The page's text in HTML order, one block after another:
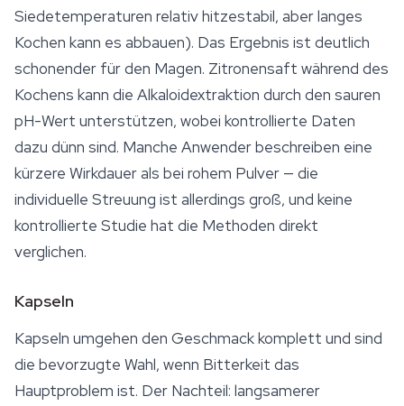
Siedetemperaturen relativ hitzestabil, aber langes
Kochen kann es abbauen). Das Ergebnis ist deutlich
schonender für den Magen. Zitronensaft während des
Kochens kann die Alkaloidextraktion durch den sauren
pH-Wert unterstützen, wobei kontrollierte Daten
dazu dünn sind. Manche Anwender beschreiben eine
kürzere Wirkdauer als bei rohem Pulver — die
individuelle Streuung ist allerdings groß, und keine
kontrollierte Studie hat die Methoden direkt
verglichen.
Kapseln
Kapseln umgehen den Geschmack komplett und sind
die bevorzugte Wahl, wenn Bitterkeit das
Hauptproblem ist. Der Nachteil: langsamerer